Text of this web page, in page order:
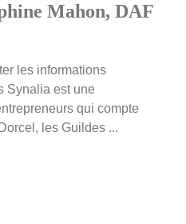
Mahon, DAF
les informations
Synalia est une
qui compte
les Guildes ...